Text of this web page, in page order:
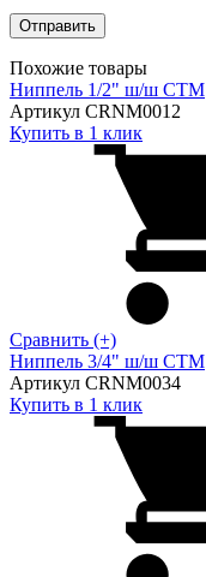
Похожие товары
Ниппель 1/2" ш/ш CTM
Артикул CRNM0012
Купить в 1 клик
Сравнить (+)
Ниппель 3/4" ш/ш CTM
Артикул CRNM0034
Купить в 1 клик